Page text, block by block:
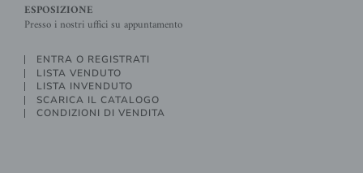
ESPOSIZIONE
Presso i nostri uffici su appuntamento
ENTRA O REGISTRATI
LISTA VENDUTO
LISTA INVENDUTO
SCARICA IL CATALOGO
CONDIZIONI DI VENDITA